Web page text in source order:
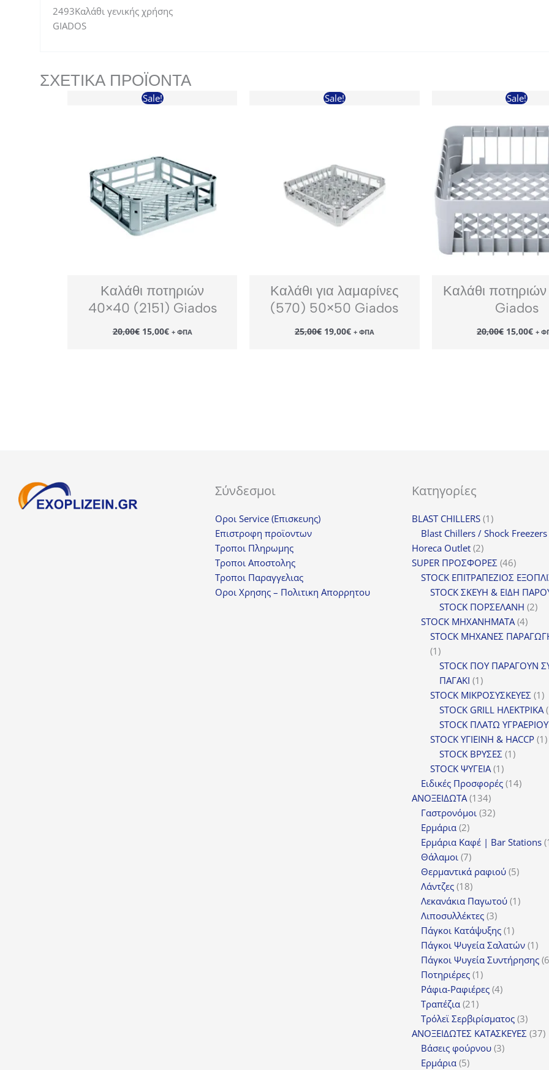
2493Καλάθι γενικής χρήσης
GIADOS
ΣΧΕΤΙΚΆ ΠΡΟΪΌΝΤΑ
Sale!
Καλάθι ποτηριών
40×40 (2151) Giados
20,00€ Original
price
15,00€Η
τρέχουσα
+ ΦΠΑ
Sale!
Καλάθι για λαμαρίνες
(570) 50×50 Giados
25,00€ Original
price
19,00€Η
τρέχουσα
+ ΦΠΑ
Sale!
Καλάθι
Giados
20,00€ Original
price
15,00€Η+
Σύνδεσμοι
Οροι Service (Επισκευης)
Επιστροφη προϊοντων
Τροποι Πληρωμης
Τροποι Αποστολης
Τροποι Παραγγελιας
Οροι Χρησης – Πολιτικη Απορρητου
Κατηγορίες
BLAST CHILLERS 11
προϊόν
Blast Chillers / Shock Freezers
Horeca Outlet 22
προϊόντα
SUPER ΠΡΟΣΦΟΡΕΣ 4646
STOCK ΕΠΙΤΡΑΠΕΖΙΟΣ
STOCK ΣΚΕΥΗ & ΕΙΔΗ
STOCK ΠΟΡΣΕΛΑΝΗ 22
STOCK ΜΗΧΑΝΗΜΑΤΑ 44
STOCK ΜΗΧΑΝΕΣ
11
προϊόν
STOCK ΠΟΥ ΠΑΡΑΓΟΥΝ
ΠΑΓΑΚΙ 11
προϊόν
STOCK ΜΙΚΡΟΣΥΣΚΕΥΕΣ 11
STOCK GRILL ΗΛΕΚΤΡΙΚΑ
STOCK ΠΛΑΤΩ ΥΓΡΑΕΡΙΟΥ
STOCK ΥΓΙΕΙΝΗ & HACCP 11
STOCK ΒΡΥΣΕΣ 11
STOCK ΨΥΓΕΙΑ 11
προϊόν
Ειδικές Προσφορές 1414
ΑΝΟΞΕΙΔΩΤΑ 134134
προϊόντα
Γαστρονόμοι 3232
Ερμάρια 22
προϊόντα
Ερμάρια Καφέ | Bar Stations
Θάλαμοι 77
προϊόντα
Θερμαντικά ραφιού 55
Λάντζες 1818
προϊόντα
Λεκανάκια Παγωτού 11
Λιποσυλλέκτες 33
προϊόντα
Πάγκοι Κατάψυξης 11
προϊόν
Πάγκοι Ψυγεία Σαλατών 11
Πάγκοι Ψυγεία Συντήρησης 6
Ποτηριέρες 11
προϊόν
Ράφια-Ραφιέρες 44
Τραπέζια 2121
προϊόντα
Τρόλεϊ Σερβιρίσματος 33
ΑΝΟΞΕΙΔΩΤΕΣ ΚΑΤΑΣΚΕΥΕΣ 3737
Βάσεις φούρνου 33
Ερμάρια 55